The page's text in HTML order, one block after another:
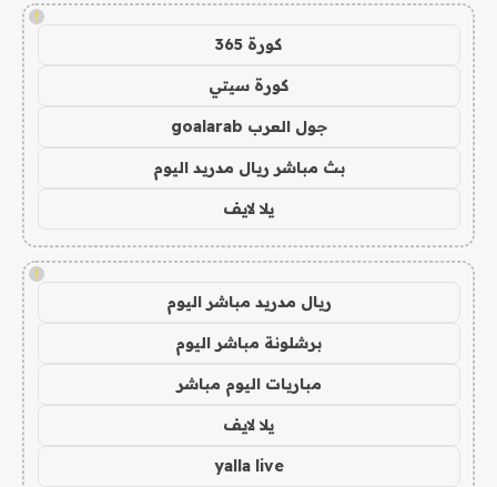
!
كورة 365
كورة سيتي
جول العرب goalarab
بث مباشر ريال مدريد اليوم
يلا لايف
!
ريال مدريد مباشر اليوم
برشلونة مباشر اليوم
مباريات اليوم مباشر
يلا لايف
yalla live